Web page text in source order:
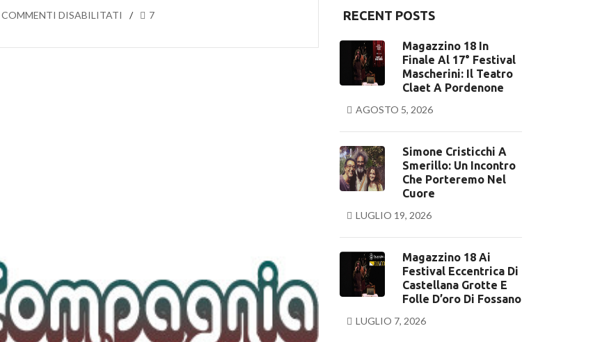
COMMENTI DISABILITATI
SU
A
7 RECENT POSTS
Magazzino 18 In
Finale Al 17° Festival
Mascherini: Il Teatro
Claet A Pordenone
AGOSTO 5, 2026
Simone Cristicchi A
Smerillo: Un Incontro
Che Porteremo Nel
Cuore
LUGLIO 19, 2026
Magazzino 18 Ai
Festival Eccentrica Di
Castellana Grotte E
Folle D’oro Di Fossano
LUGLIO 7, 2026